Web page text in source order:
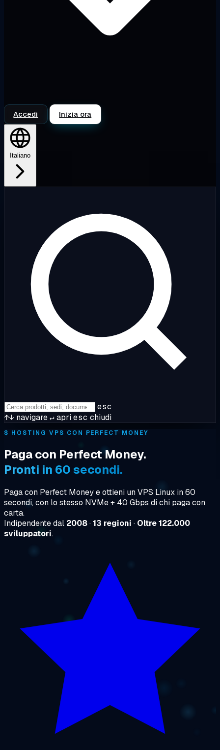
Accedi Inizia ora
Italiano
esc
↑↓ navigare↵apriesc chiudi
$ HOSTING VPS CON PERFECT MONEY
Paga con Perfect Money.
Pronti in 60 secondi.
Paga con Perfect Money e ottieni un VPS Linux in 60
secondi, con lo stesso NVMe + 40 Gbps di chi paga con
carta.
Indipendente dal 2008·13 regioni · Oltre 122.000
sviluppatori.